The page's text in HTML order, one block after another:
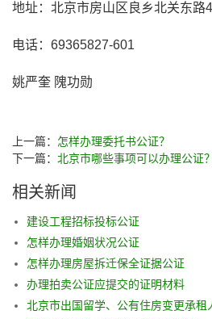
地址：北京市房山区良乡北关东路
电话：69365827-601
姚严奎 隗功勋
上一篇： 怎样办理委托书公证？
下一篇： 北京市哪些事项可以办理公证？
相关新闻
建设工程招标投标公证
怎样办理婚姻状况公证
怎样办理房屋拆迁保全证据公证
办理拍卖公证应提交的证明材料
北京市出国留学、公有住房变更承租